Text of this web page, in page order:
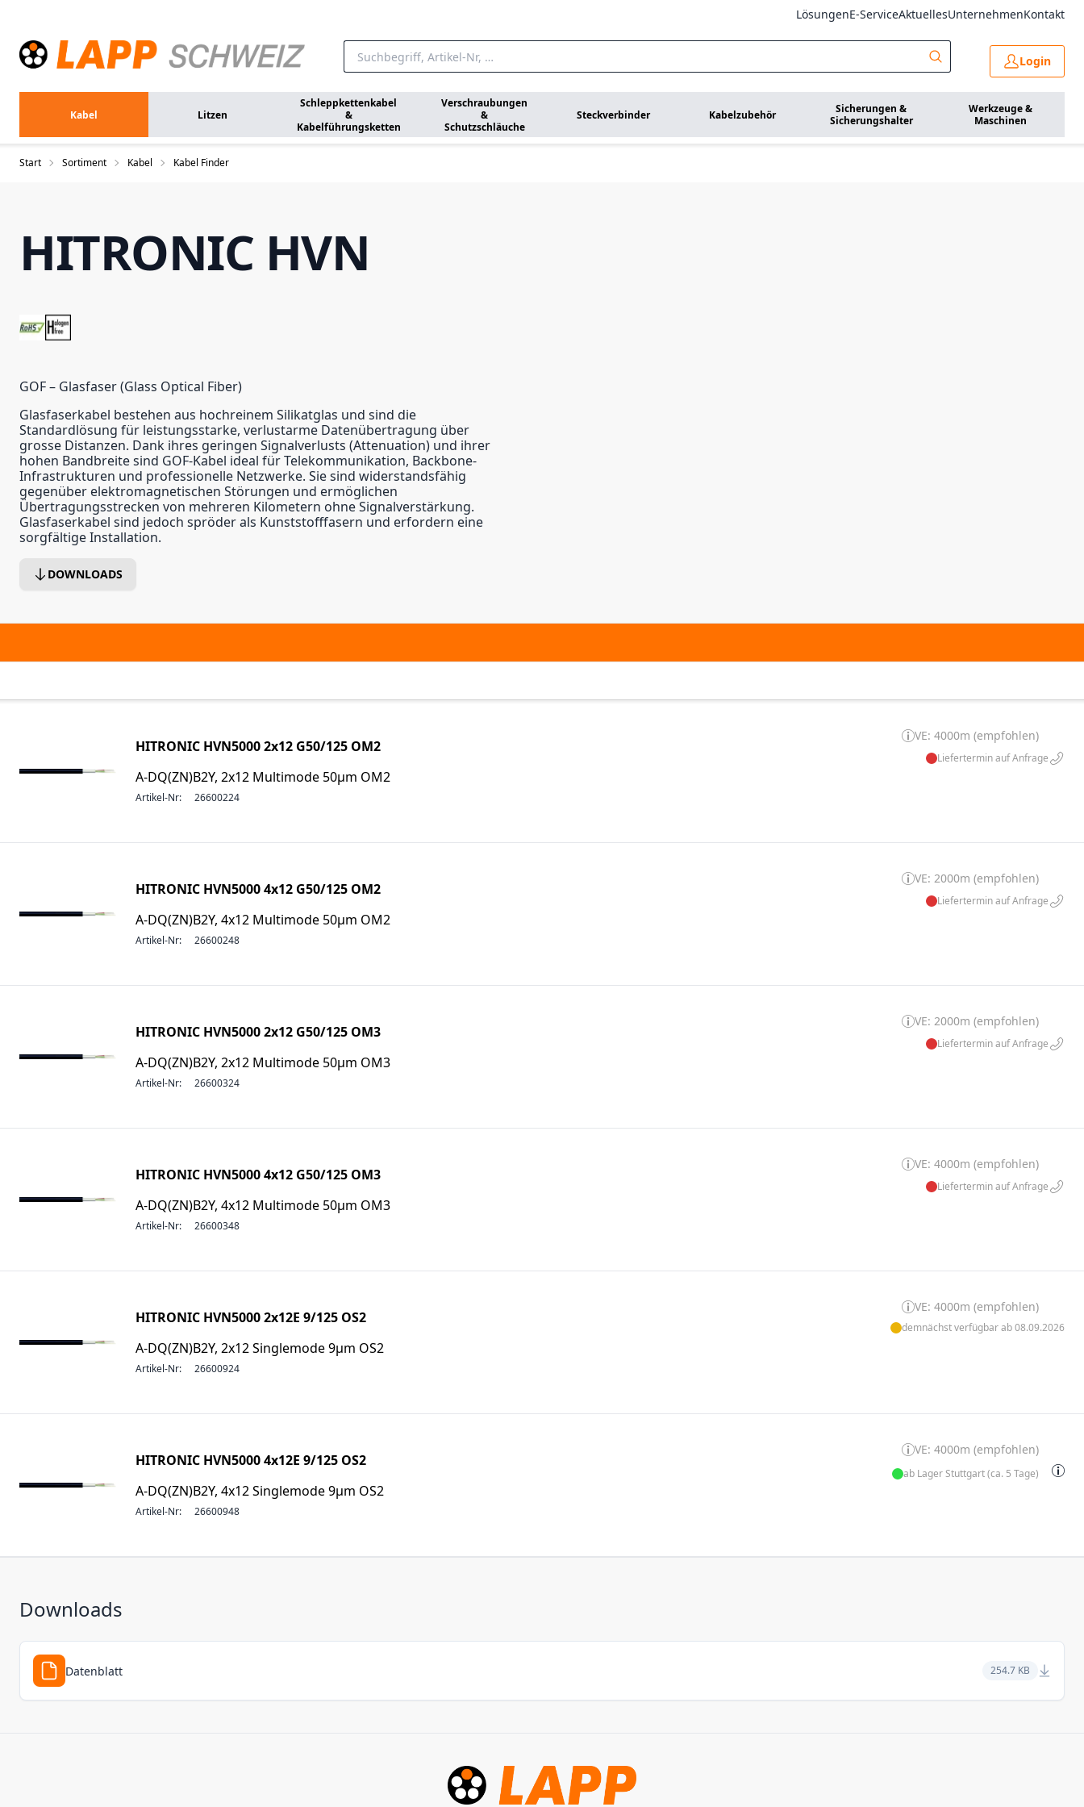
LösungenE-ServiceAktuellesUnternehmenKontakt
Login
Kabel Litzen
Schleppkettenkabel
&
Kabelführungsketten
Verschraubungen
&
Schutzschläuche
Steckverbinder Kabelzubehör
Sicherungen &
Sicherungshalter
Werkzeuge &
Maschinen
Start Sortiment Kabel Kabel Finder
HITRONIC HVN
GOF – Glasfaser (Glass Optical Fiber)
Glasfaserkabel bestehen aus hochreinem Silikatglas und sind die
Standardlösung für leistungsstarke, verlustarme Datenübertragung über
grosse Distanzen. Dank ihres geringen Signalverlusts (Attenuation) und ihrer
hohen Bandbreite sind GOF-Kabel ideal für Telekommunikation, Backbone-
Infrastrukturen und professionelle Netzwerke. Sie sind widerstandsfähig
gegenüber elektromagnetischen Störungen und ermöglichen
Übertragungsstrecken von mehreren Kilometern ohne Signalverstärkung.
Glasfaserkabel sind jedoch spröder als Kunststofffasern und erfordern eine
sorgfältige Installation.
DOWNLOADS
HITRONIC HVN5000 2x12 G50/125 OM2
A-DQ(ZN)B2Y, 2x12 Multimode 50µm OM2
Artikel-Nr: 26600224
VE: 4000m (empfohlen)
Liefertermin auf Anfrage
HITRONIC HVN5000 4x12 G50/125 OM2
A-DQ(ZN)B2Y, 4x12 Multimode 50µm OM2
Artikel-Nr: 26600248
VE: 2000m (empfohlen)
Liefertermin auf Anfrage
HITRONIC HVN5000 2x12 G50/125 OM3
A-DQ(ZN)B2Y, 2x12 Multimode 50µm OM3
Artikel-Nr: 26600324
VE: 2000m (empfohlen)
Liefertermin auf Anfrage
HITRONIC HVN5000 4x12 G50/125 OM3
A-DQ(ZN)B2Y, 4x12 Multimode 50µm OM3
Artikel-Nr: 26600348
VE: 4000m (empfohlen)
Liefertermin auf Anfrage
HITRONIC HVN5000 2x12E 9/125 OS2
A-DQ(ZN)B2Y, 2x12 Singlemode 9µm OS2
Artikel-Nr: 26600924
VE: 4000m (empfohlen)
demnächst verfügbar ab 08.09.2026
HITRONIC HVN5000 4x12E 9/125 OS2
A-DQ(ZN)B2Y, 4x12 Singlemode 9µm OS2
Artikel-Nr: 26600948
VE: 4000m (empfohlen)
ab Lager Stuttgart (ca. 5 Tage)
Downloads
Datenblatt 254.7 KB